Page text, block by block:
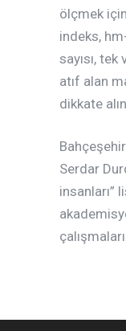
ölçmek
indeks,
sayısı, tek
atıf alan
dikkate
Serdar
insanları”